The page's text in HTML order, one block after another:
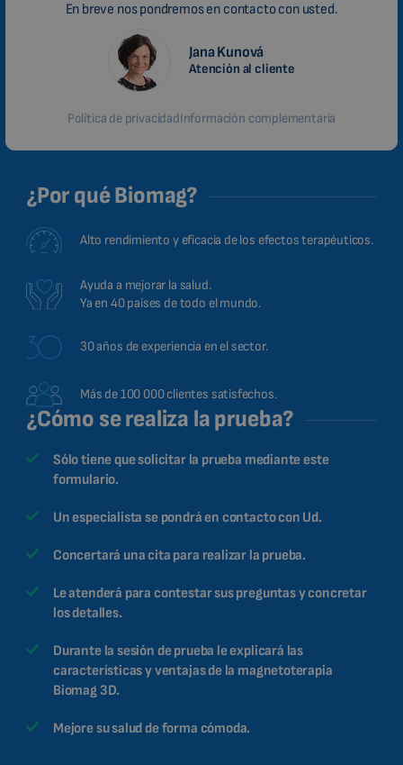
En breve nos pondremos en contacto con usted.
Jana Kunová
Atención al cliente
Política de privacidadInformación complementaria
¿Por qué Biomag?
Alto rendimiento y eficacia de los efectos terapéuticos.
Ayuda a mejorar la salud.
Ya en 40 países de todo el mundo.
30 años de experiencia en el sector.
Más de 100 000 clientes satisfechos.
¿Cómo se realiza la prueba?
Sólo tiene que solicitar la prueba mediante este
formulario.
Un especialista se pondrá en contacto con Ud.
Concertará una cita para realizar la prueba.
Le atenderá para contestar sus preguntas y concretar
los detalles.
Durante la sesión de prueba le explicará las
características y ventajas de la magnetoterapia
Biomag 3D.
Mejore su salud de forma cómoda.